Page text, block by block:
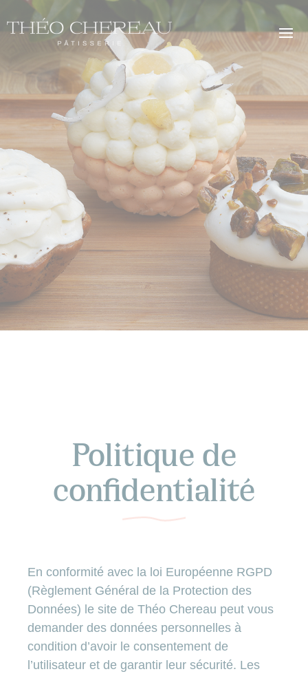
Politique de
confidentialité
En conformité avec la loi Européenne RGPD
(Règlement Général de la Protection des
Données) le site de Théo Chereau peut vous
demander des données personnelles à
condition d’avoir le consentement de
l’utilisateur et de garantir leur sécurité. Les